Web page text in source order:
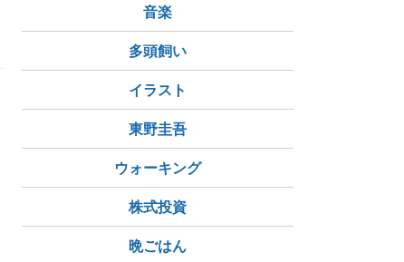
音楽
多頭飼い
イラスト
東野圭吾
ウォーキング
株式投資
晩ごはん